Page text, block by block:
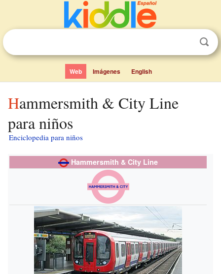
Web Imágenes English
Hammersmith & City Line
para niños
Enciclopedia para niños
Hammersmith & City Line